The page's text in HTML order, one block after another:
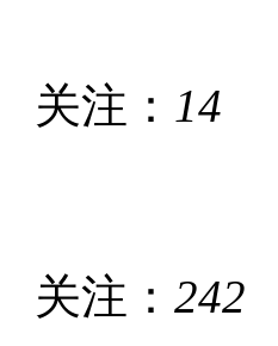
注： 14
关注： 242